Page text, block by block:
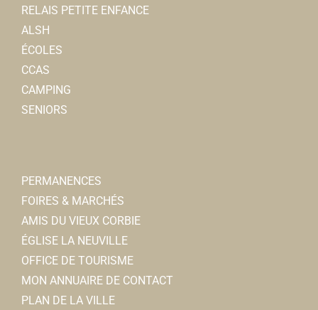
RELAIS PETITE ENFANCE
ALSH
ÉCOLES
CCAS
CAMPING
SENIORS
PERMANENCES
FOIRES & MARCHÉS
AMIS DU VIEUX CORBIE
ÉGLISE LA NEUVILLE
OFFICE DE TOURISME
MON ANNUAIRE DE CONTACT
PLAN DE LA VILLE